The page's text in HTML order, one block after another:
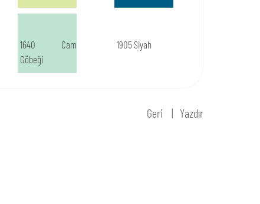
1640 Cam
Göbeği
1905 Siyah
Geri Yazdır